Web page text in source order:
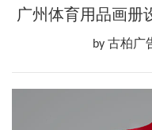
广州体育用品画册
by 古柏广